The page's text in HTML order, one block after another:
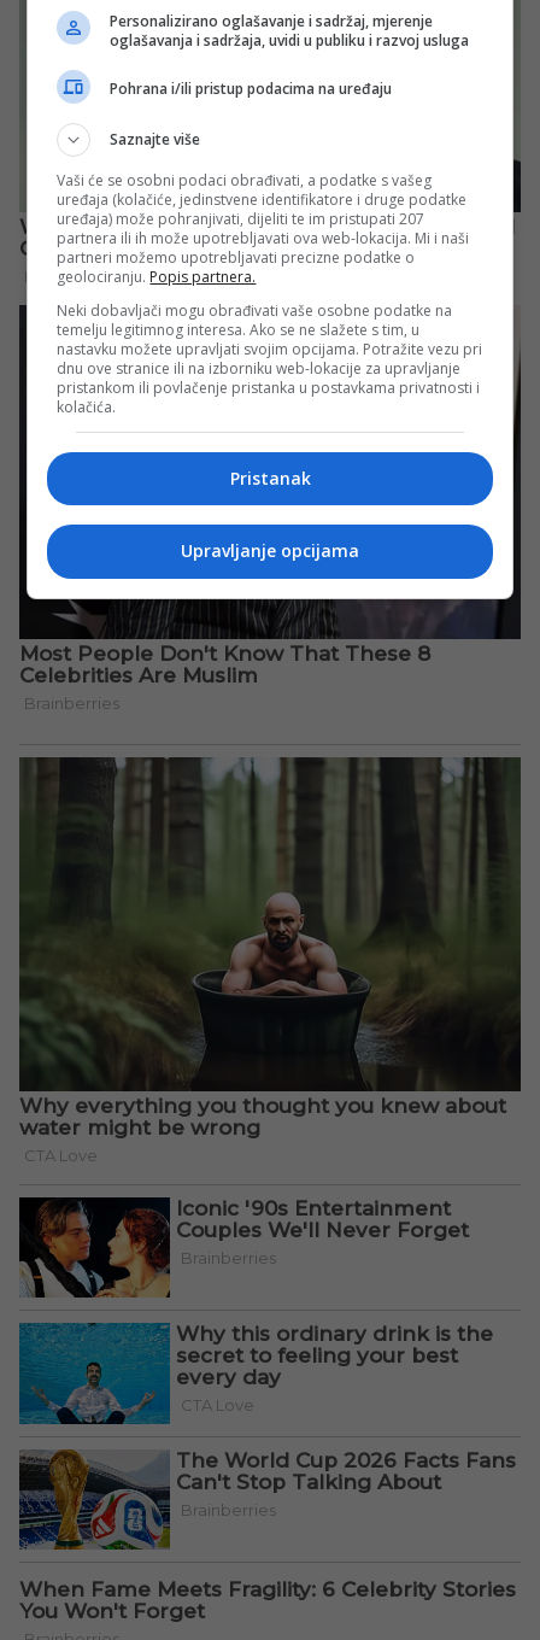
Personalizirano oglašavanje i sadržaj, mjerenje
oglašavanja i sadržaja, uvidi u publiku i razvoj usluga
Pohrana i/ili pristup podacima na uređaju
Saznajte više
Vaši će se osobni podaci obrađivati, a podatke s vašeg
uređaja (kolačiće, jedinstvene identifikatore i druge podatke
uređaja) može pohranjivati, dijeliti te im pristupati 207
partnera ili ih može upotrebljavati ova web-lokacija. Mi i naši
partneri možemo upotrebljavati precizne podatke o
geolociranju. Popis partnera.
Neki dobavljači mogu obrađivati vaše osobne podatke na
temelju legitimnog interesa. Ako se ne slažete s tim, u
nastavku možete upravljati svojim opcijama. Potražite vezu pri
dnu ove stranice ili na izborniku web-lokacije za upravljanje
pristankom ili povlačenje pristanka u postavkama privatnosti i
kolačića.
Pristanak
Upravljanje opcijama